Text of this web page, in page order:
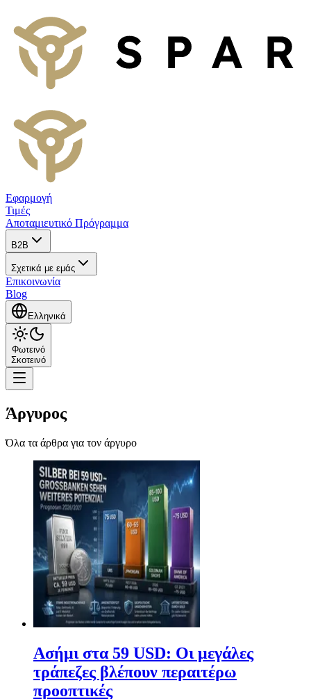
Εφαρμογή
Τιμές
Αποταμιευτικό Πρόγραμμα
B2B
Σχετικά με εμάς
Επικοινωνία
Blog
Ελληνικά
Φωτεινό
Σκοτεινό
Άργυρος
Όλα τα άρθρα για τον άργυρο
Ασήμι στα 59 USD: Οι μεγάλες
τράπεζες βλέπουν περαιτέρω
προοπτικές